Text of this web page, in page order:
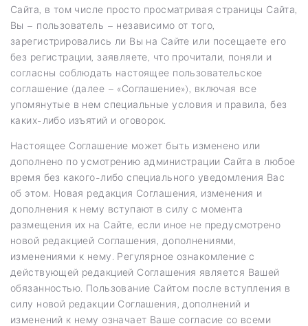
Сайта, в том числе просто просматривая страницы Сайта,
Вы – пользователь – независимо от того,
зарегистрировались ли Вы на Сайте или посещаете его
без регистрации, заявляете, что прочитали, поняли и
согласны соблюдать настоящее пользовательское
соглашение (далее – «Соглашение»), включая все
упомянутые в нем специальные условия и правила, без
каких-либо изъятий и оговорок.
Настоящее Соглашение может быть изменено или
дополнено по усмотрению администрации Сайта в любое
время без какого-либо специального уведомления Вас
об этом. Новая редакция Соглашения, изменения и
дополнения к нему вступают в силу с момента
размещения их на Сайте, если иное не предусмотрено
новой редакцией Cоглашения, дополнениями,
изменениями к нему. Регулярное ознакомление с
действующей редакцией Соглашения является Вашей
обязанностью. Пользование Сайтом после вступления в
силу новой редакции Соглашения, дополнений и
изменений к нему означает Ваше согласие со всеми